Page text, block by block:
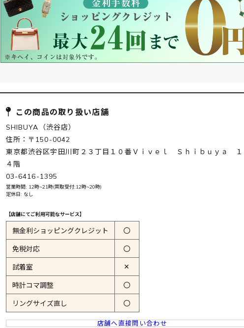
この商品の取り扱い店舗
SHIBUYA（渋谷店）
住所：〒150-0042
東京都渋谷区宇田川町２３丁目１０番Ｖｉｖｅｌ Ｓｈｉｂｕｙａ
４階
03-6416-1395
営業時間: 12時~21時(買取受付:12時~20時)
定休日: なし
【店舗にてご利用可能なサービス】
無金利ショッピングクレジット 〇
免税対応 〇
試着室 ✕
時計コマ調整 〇
リングサイズ直し 〇
店舗へ直接問い合わせ